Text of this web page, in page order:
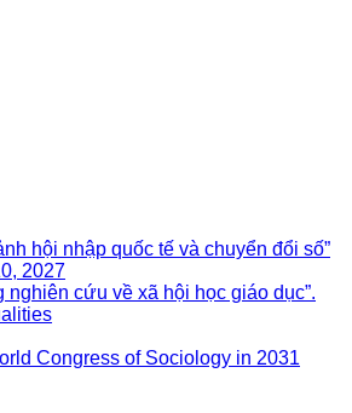
hội nhập quốc tế và chuyển đổi số”
2027
nghiên cứu về xã hội học giáo dục”.
Congress of Sociology in 2031